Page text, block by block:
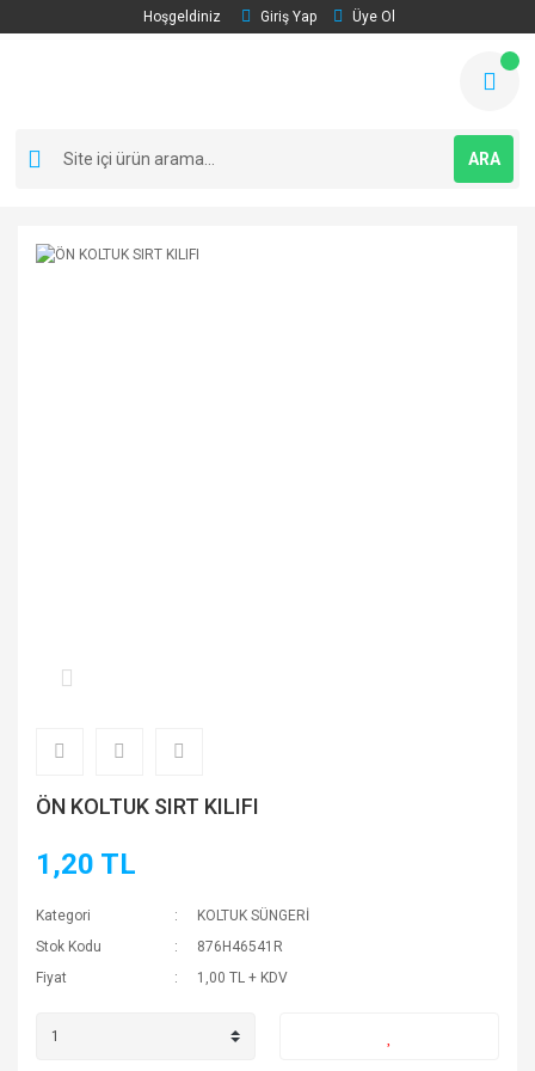
Hoşgeldiniz Giriş Yap Üye Ol
ARA
ÖN KOLTUK SIRT KILIFI
1,20 TL
Kategori
KOLTUK SÜNGERİ
Stok Kodu
876H46541R
Fiyat
1,00 TL + KDV